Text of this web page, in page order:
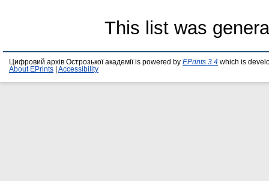
This list was
Цифровий архів Острозької академії is powered by EPrints 3.4 which is
About EPrints
Accessibility